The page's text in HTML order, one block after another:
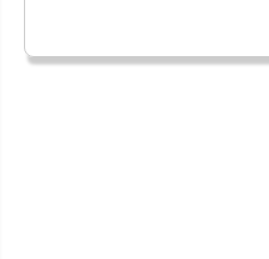
151.0.7922....